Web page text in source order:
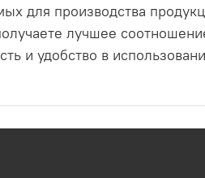
для производства
лучшее
и удобство в